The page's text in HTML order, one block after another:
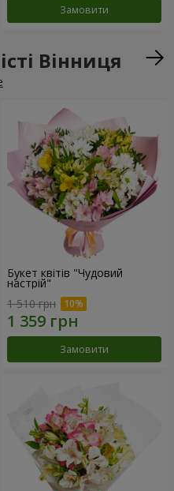
Замовити
Вінниця
Букет квітів "Чудовий
настрій"
1 510 грн
Замовити